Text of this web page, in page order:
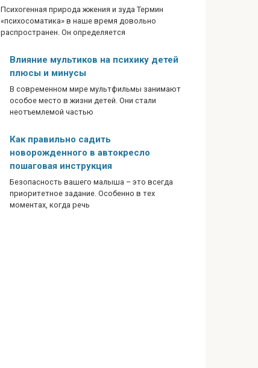
Психогенная природа жжения и зуда Термин
«психосоматика» в наше время довольно
распространен. Он определяется
Влияние мультиков на психику детей
плюсы и минусы
В современном мире мультфильмы занимают
особое место в жизни детей. Они стали
неотъемлемой частью
Как правильно садить
новорожденного в автокресло
пошаговая инструкция
Безопасность вашего малыша – это всегда
приоритетное задание. Особенно в тех
моментах, когда речь